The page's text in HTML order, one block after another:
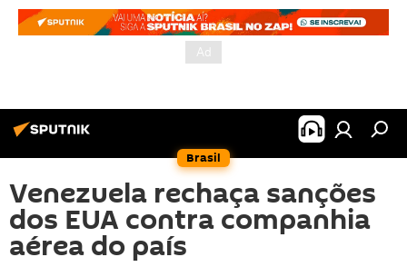
Brasil
Venezuela rechaça sanções
dos EUA contra companhia
aérea do país